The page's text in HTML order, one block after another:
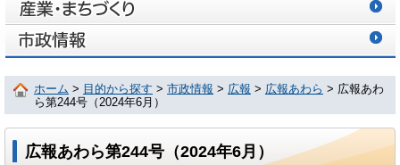
ホーム > 目的から探す > 市政情報 > 広報 > 広報あわら > 広報あわ
ら第244号（2024年6月）
広報あわら第244号（2024年6月）